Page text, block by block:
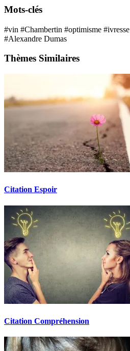
Mots-clés
#vin #Chambertin #optimisme #ivresse
#Alexandre Dumas
Thèmes Similaires
Citation Espoir
Citation Compréhension